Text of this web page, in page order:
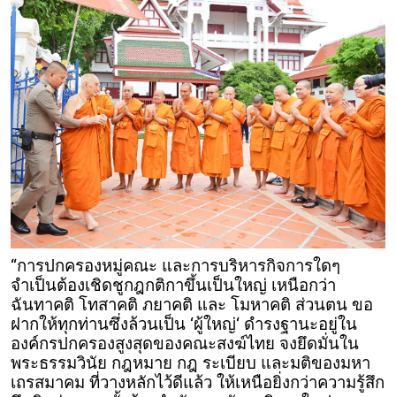
“​การปกครองหมู่คณะ และการบริหารกิจการใดๆ
จำเป็นต้องเชิดชูกฎกติกาขึ้นเป็นใหญ่ เหนือกว่า
ฉันทาคติ โทสาคติ ภยาคติ และ โมหาคติ ส่วนตน ขอ
ฝากให้ทุกท่านซึ่งล้วนเป็น ‘ผู้ใหญ่‘ ดำรงฐานะอยู่ใน
องค์กรปกครองสูงสุดของคณะสงฆ์ไทย จงยึดมั่นใน
พระธรรมวินัย กฎหมาย กฎ ระเบียบ และมติของมหา
เถรสมาคม ที่วางหลักไว้ดีแล้ว ให้เหนือยิ่งกว่าความรู้สึก